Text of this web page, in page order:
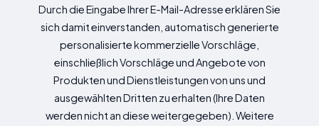
Durch die Eingabe Ihrer E-Mail-Adresse erklären Sie
sich damit einverstanden, automatisch generierte
personalisierte kommerzielle Vorschläge,
einschließlich Vorschläge und Angebote von
Produkten und Dienstleistungen von uns und
ausgewählten Dritten zu erhalten (Ihre Daten
werden nicht an diese weitergegeben). Weitere